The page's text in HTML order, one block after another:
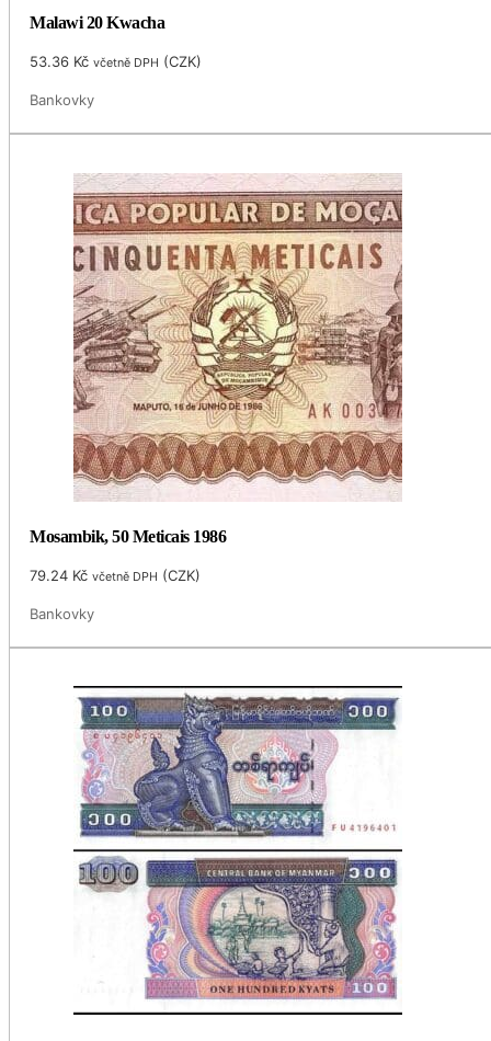
Malawi 20 Kwacha
53.36 Kč včetně DPH (CZK)
Bankovky
Mosambik, 50 Meticais 1986
79.24 Kč včetně DPH (CZK)
Bankovky